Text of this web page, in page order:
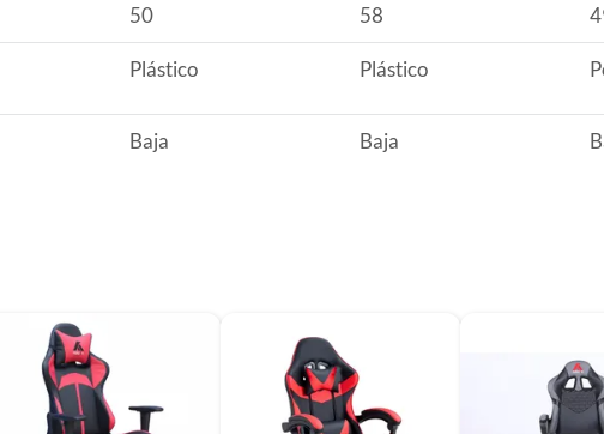
50 58
Plástico Plástico
Baja Baja